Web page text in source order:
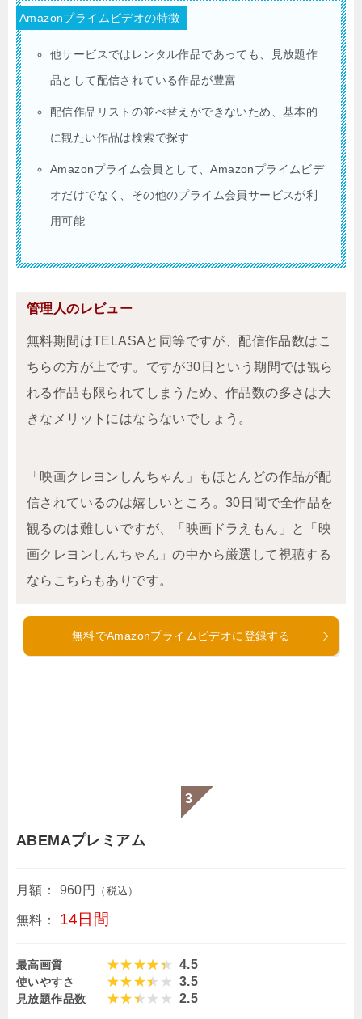
Amazonプライムビデオの特徴
他サービスではレンタル作品であっても、見放題作
品として配信されている作品が豊富
配信作品リストの並べ替えができないため、基本的
に観たい作品は検索で探す
Amazonプライム会員として、Amazonプライムビデ
オだけでなく、その他のプライム会員サービスが利
用可能
管理人のレビュー
無料期間はTELASAと同等ですが、配信作品数はこ
ちらの方が上です。ですが30日という期間では観ら
れる作品も限られてしまうため、作品数の多さは大
きなメリットにはならないでしょう。
「映画クレヨンしんちゃん」もほとんどの作品が配
信されているのは嬉しいところ。30日間で全作品を
観るのは難しいですが、「映画ドラえもん」と「映
画クレヨンしんちゃん」の中から厳選して視聴する
ならこちらもありです。
無料でAmazonプライムビデオに登録する
ABEMAプレミアム
月額： 960円 （税込）
無料： 14日間
最高画質 4.5
使いやすさ 3.5
見放題作品数 2.5